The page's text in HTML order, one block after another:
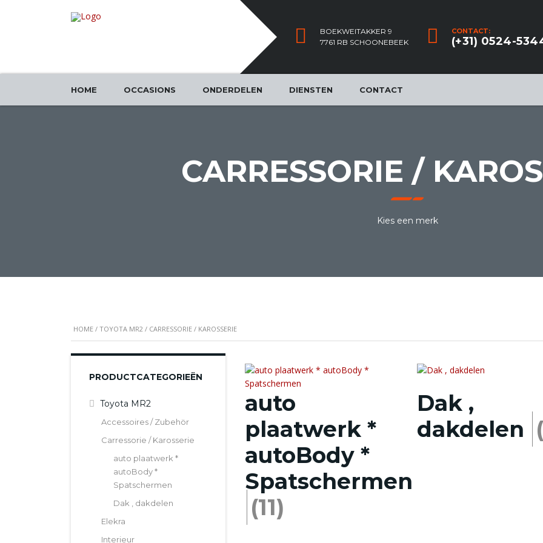
CONTACT:
(+31) 0524-
BOEKWEITAKKER 9
7761 RB SCHOONEBEEK
HOME OCCASIONS ONDERDELEN DIENSTEN CONTACT
CARRESSORIE /
Kies een merk
HOME / TOYOTA MR2 / CARRESSORIE / KAROSSERIE
auto
plaatwerk *
autoBody *
Spatschermen
(11)
Dak ,
dakdelen
PRODUCTCATEGORIEËN
Toyota MR2
Accessoires / Zubehör
Carressorie / Karosserie
auto plaatwerk *
autoBody *
Spatschermen
Dak , dakdelen
Elekra
Interieur